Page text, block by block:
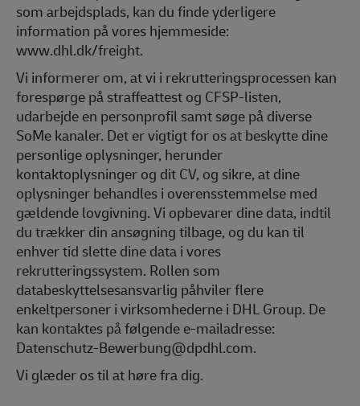
som arbejdsplads, kan du finde yderligere
information på vores hjemmeside:
www.dhl.dk/freight.
Vi informerer om, at vi i rekrutteringsprocessen kan
forespørge på straffeattest og CFSP-listen,
udarbejde en personprofil samt søge på diverse
SoMe kanaler. Det er vigtigt for os at beskytte dine
personlige oplysninger, herunder
kontaktoplysninger og dit CV, og sikre, at dine
oplysninger behandles i overensstemmelse med
gældende lovgivning. Vi opbevarer dine data, indtil
du trækker din ansøgning tilbage, og du kan til
enhver tid slette dine data i vores
rekrutteringssystem. Rollen som
databeskyttelsesansvarlig påhviler flere
enkeltpersoner i virksomhederne i DHL Group. De
kan kontaktes på følgende e-mailadresse:
Datenschutz-Bewerbung@dpdhl.com.
Vi glæder os til at høre fra dig.